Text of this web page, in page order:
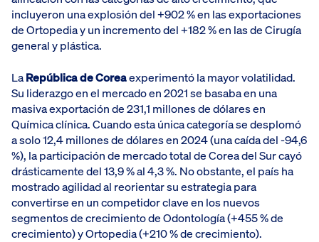
incluyeron una explosión del +902 % en las exportaciones
de Ortopedia y un incremento del +182 % en las de Cirugía
general y plástica.
LaRepública de Coreaexperimentó la mayor volatilidad.
Su liderazgo en el mercado en 2021 se basaba en una
masiva exportación de 231,1 millones de dólares en
Química clínica. Cuando esta única categoría se desplomó
a solo 12,4 millones de dólares en 2024 (una caída del -94,6
%), la participación de mercado total de Corea del Sur cayó
drásticamente del 13,9 % al 4,3 %. No obstante, el país ha
mostrado agilidad al reorientar su estrategia para
convertirse en un competidor clave en los nuevos
segmentos de crecimiento de Odontología (+455 % de
crecimiento) y Ortopedia (+210 % de crecimiento).